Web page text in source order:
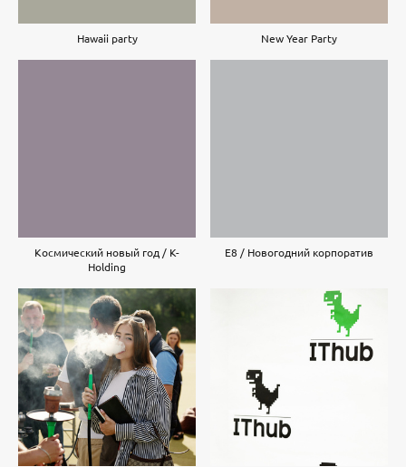
Hawaii party New Year Party
Космический новый год / K-
Holding
E8 / Новогодний корпоратив